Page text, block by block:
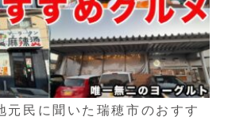
元民に聞いた瑞穂市のおすす